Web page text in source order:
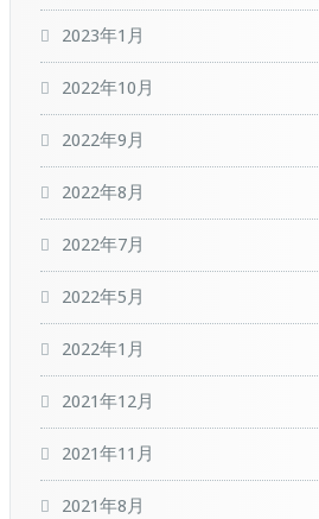
2023年1月
2022年10月
2022年9月
2022年8月
2022年7月
2022年5月
2022年1月
2021年12月
2021年11月
2021年8月